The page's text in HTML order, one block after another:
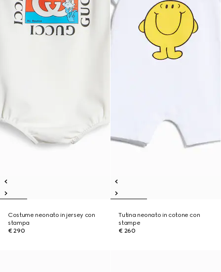
Costume neonato in jersey con
stampa
€ 290
Tutina neonato in cotone con
stampe
€ 260